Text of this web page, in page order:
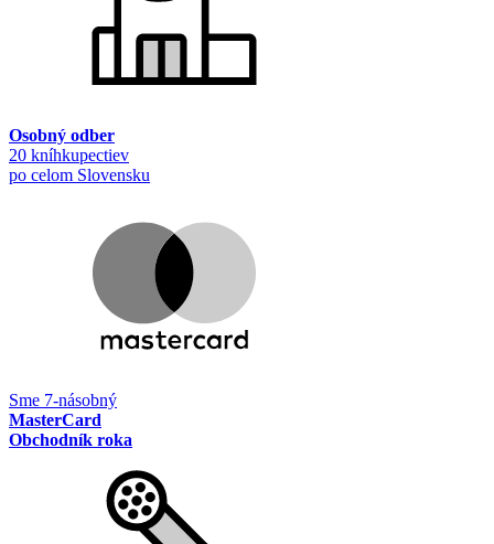
Osobný odber
20 kníhkupectiev
po celom Slovensku
Sme 7-násobný
MasterCard
Obchodník roka